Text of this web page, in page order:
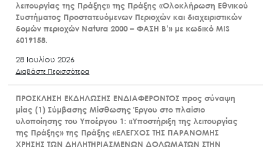
λειτουργίας της Πράξης» της Πράξης «Ολοκλήρωση Εθνικού
Συστήματος Προστατευόμενων Περιοχών και διαχειριστικών
δομών περιοχών Natura 2000 – ΦΑΣΗ Β’» με κωδικό MIS
6019158.
28 Ιουλίου 2026
Διαβάστε Περισσότερα
ΠΡΟΣΚΛΗΣΗ ΕΚΔΗΛΩΣΗΣ ΕΝΔΙΑΦΕΡΟΝΤΟΣ προς σύναψη
μίας (1) Σύμβασης Μίσθωσης Έργου στο πλαίσιο
υλοποίησης του Υποέργου 1: «Υποστήριξη της λειτουργίας
της Πράξης» της Πράξης «ΕΛΕΓΧΟΣ ΤΗΣ ΠΑΡΑΝΟΜΗΣ
ΧΡΗΣΗΣ ΤΩΝ ΔΗΛΗΤΗΡΙΑΣΜΕΝΩΝ ΔΟΛΩΜΑΤΩΝ ΣΤΗΝ